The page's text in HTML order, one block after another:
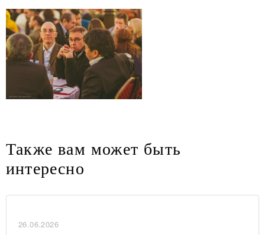
Также вам может быть
интересно
26.06.2026